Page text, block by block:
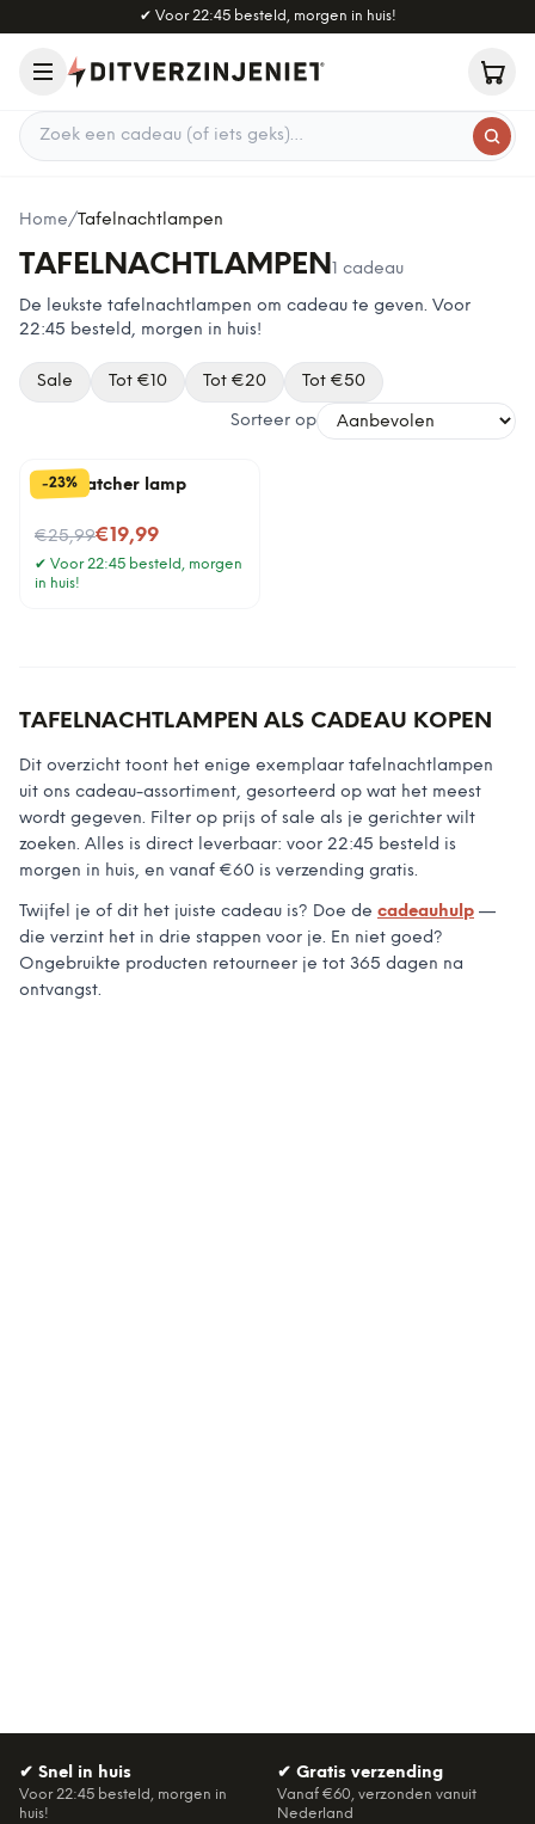
Naar hoofdinhoud
✔ Voor 22:45 besteld, morgen in huis!
Zoek een cadeau
Home/Tafelnachtlampen
TAFELNACHTLAMPEN 1 cadeau
De leukste tafelnachtlampen om cadeau te geven. Voor
22:45 besteld, morgen in huis!
Sale Tot €10 Tot €20 Tot €50
Sorteer op
-23%
Star Catcher lamp
€25,99
Nu voor€19,99
✔ Voor 22:45 besteld, morgen
in huis!
TAFELNACHTLAMPEN ALS CADEAU KOPEN
Dit overzicht toont het enige exemplaar tafelnachtlampen
uit ons cadeau-assortiment, gesorteerd op wat het meest
wordt gegeven. Filter op prijs of sale als je gerichter wilt
zoeken. Alles is direct leverbaar: voor 22:45 besteld is
morgen in huis, en vanaf €60 is verzending gratis.
Twijfel je of dit het juiste cadeau is? Doe de cadeauhulp —
die verzint het in drie stappen voor je. En niet goed?
Ongebruikte producten retourneer je tot 365 dagen na
ontvangst.
✔ Snel in huis
Voor 22:45 besteld, morgen in
huis!
✔ Gratis verzending
Vanaf €60, verzonden vanuit
Nederland